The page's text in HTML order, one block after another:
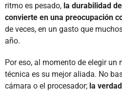
ritmo es pesado, la durabilidad
convierte en una preocupación
de veces, en un gasto que
año.
Por eso, al momento de elegir un
técnica es su mejor aliada. No
cámara o el procesador; la